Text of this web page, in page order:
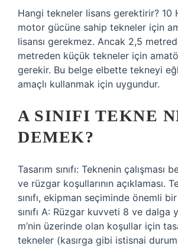
Hangi tekneler lisans gerektirir? 10
motor gücüne sahip tekneler için
lisansı gerekmez. Ancak 2,5
metreden küçük tekneler için
gerekir. Bu belge elbette tekneyi
amaçlı kullanmak için uygundur.
A SINIFI TEKNE
DEMEK?
Tasarım sınıfı: Teknenin çalışması
ve rüzgar koşullarının açıklaması.
sınıfı, ekipman seçiminde önemli
sınıfı A: Rüzgar kuvveti 8 ve dalga
m’nin üzerinde olan koşullar için
tekneler (kasırga gibi istisnai